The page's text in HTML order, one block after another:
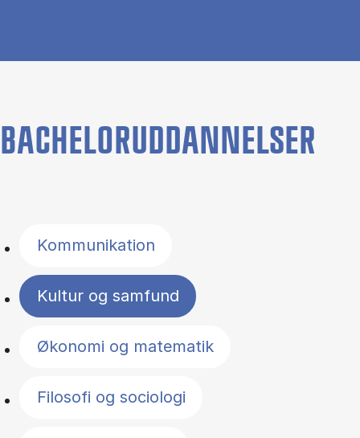
BACHELORUDDANNELSER
Kommunikation
Kultur og samfund
Økonomi og matematik
Filosofi og sociologi